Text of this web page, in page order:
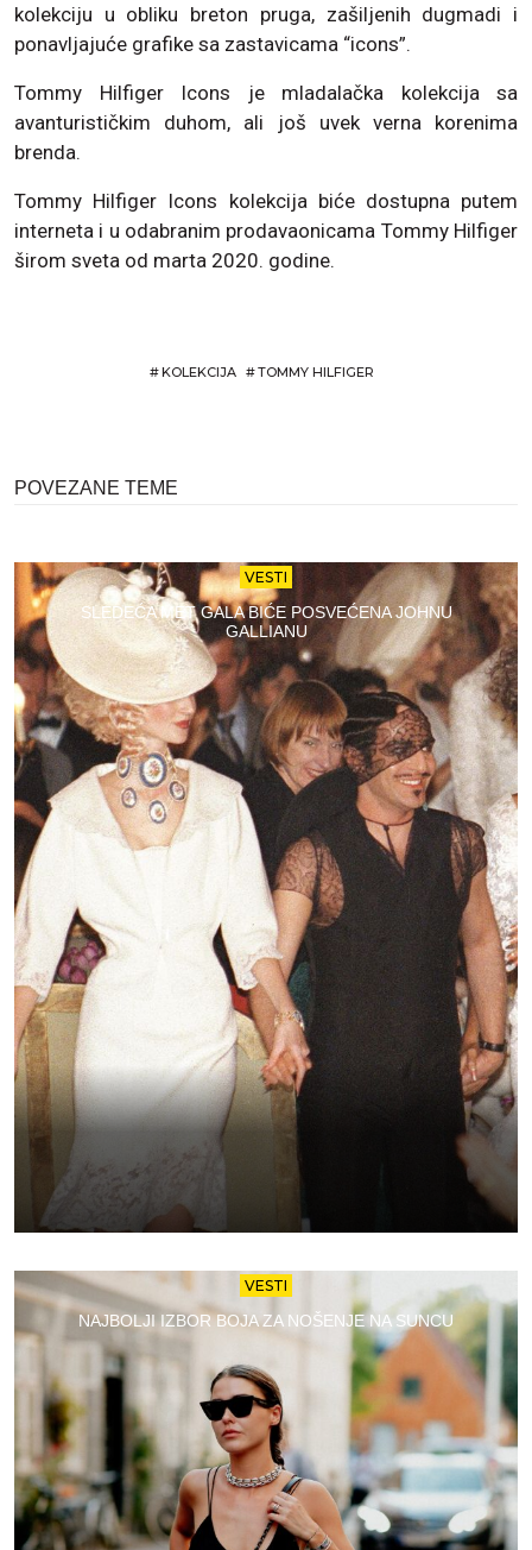
kolekciju u obliku breton pruga, zašiljenih dugmadi i
ponavljajuće grafike sa zastavicama “icons”.
Tommy Hilfiger Icons je mladalačka kolekcija sa
avanturističkim duhom, ali još uvek verna korenima
brenda.
Tommy Hilfiger Icons kolekcija biće dostupna putem
interneta i u odabranim prodavaonicama Tommy Hilfiger
širom sveta od marta 2020. godine.
#KOLEKCIJA #TOMMY HILFIGER
POVEZANE TEME
VESTI
SLEDEĆA MET GALA BIĆE POSVEĆENA JOHNU
GALLIANU
VESTI
NAJBOLJI IZBOR BOJA ZA NOŠENJE NA SUNCU